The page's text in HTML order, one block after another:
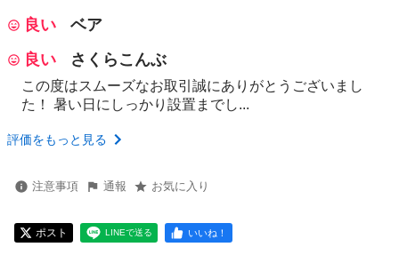
良い
ベア
良い
さくらこんぶ
この度はスムーズなお取引誠にありがとうございまし
た！ 暑い日にしっかり設置までし...
評価をもっと見る
注意事項 通報 お気に入り
ポスト LINEで送る いいね！